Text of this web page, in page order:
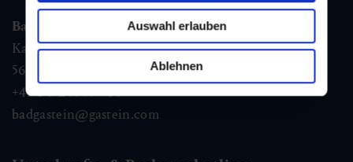
Auswahl erlauben
Ablehnen
Bad Gastein
Kaiser Franz Josefstr. 27,
5640
+43 6432 3393 560
badgastein@gastein.com